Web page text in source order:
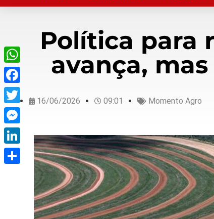
Política para
avança,
16/06/2026 09:01 Momento Agro
WhatsApp
Facebook
Twitter
Messenger
LinkedIn